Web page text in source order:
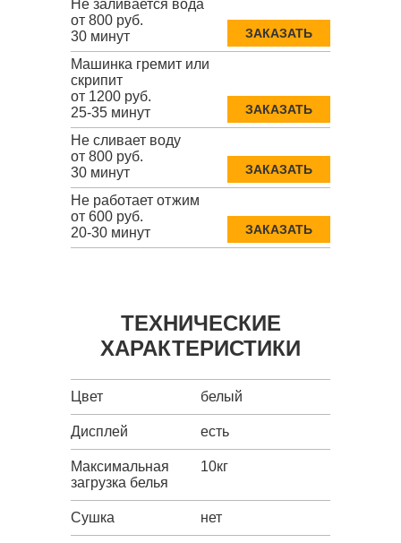
Не заливается вода
от 800 руб.
30 минут
ЗАКАЗАТЬ
Машинка гремит или
скрипит
от 1200 руб.
25-35 минут
ЗАКАЗАТЬ
Не сливает воду
от 800 руб.
30 минут
ЗАКАЗАТЬ
Не работает отжим
от 600 руб.
20-30 минут
ЗАКАЗАТЬ
ТЕХНИЧЕСКИЕ
ХАРАКТЕРИСТИКИ
Цвет белый
Дисплей есть
Максимальная
загрузка белья
10кг
Сушка нет